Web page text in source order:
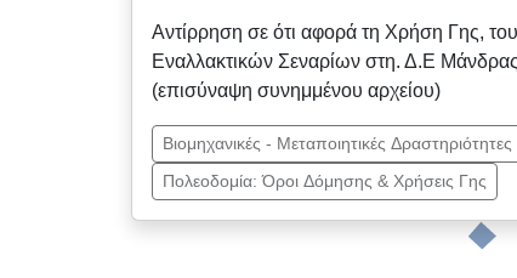
Αντίρρηση σε ότι αφορά τη Χρήση Γης,
Εναλλακτικών Σεναρίων στη. Δ.Ε Μάνδρας
(επισύναψη συνημμένου αρχείου)
Βιομηχανικές - Μεταποιητικές Δραστηριότητες
Πολεοδομία: Όροι Δόμησης & Χρήσεις Γης